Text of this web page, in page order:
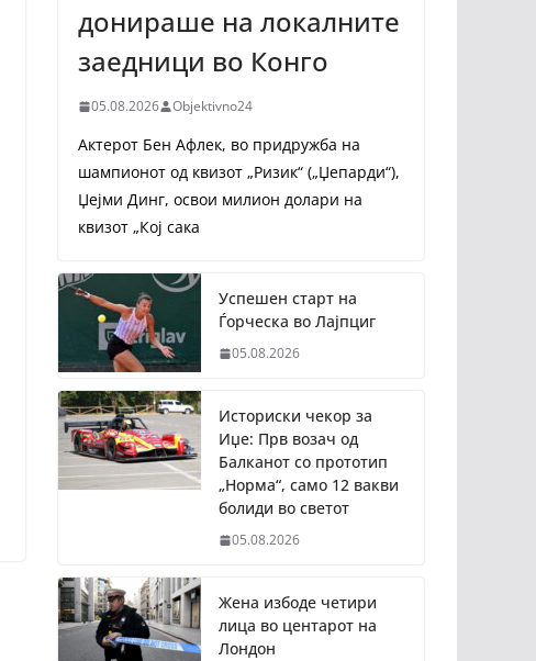
донираше на локалните
заедници во Конго
05.08.2026 Objektivno24
Актерот Бен Афлек, во придружба на
шампионот од квизот „Ризик“ („Џепарди“),
Џејми Динг, освои милион долари на
квизот „Кој сака
Успешен старт на
Ѓорческа во Лајпциг
05.08.2026
Историски чекор за
Иџе: Прв возач од
Балканот со прототип
„Норма“, само 12 вакви
болиди во светот
05.08.2026
Жена избоде четири
лица во центарот на
Лондон